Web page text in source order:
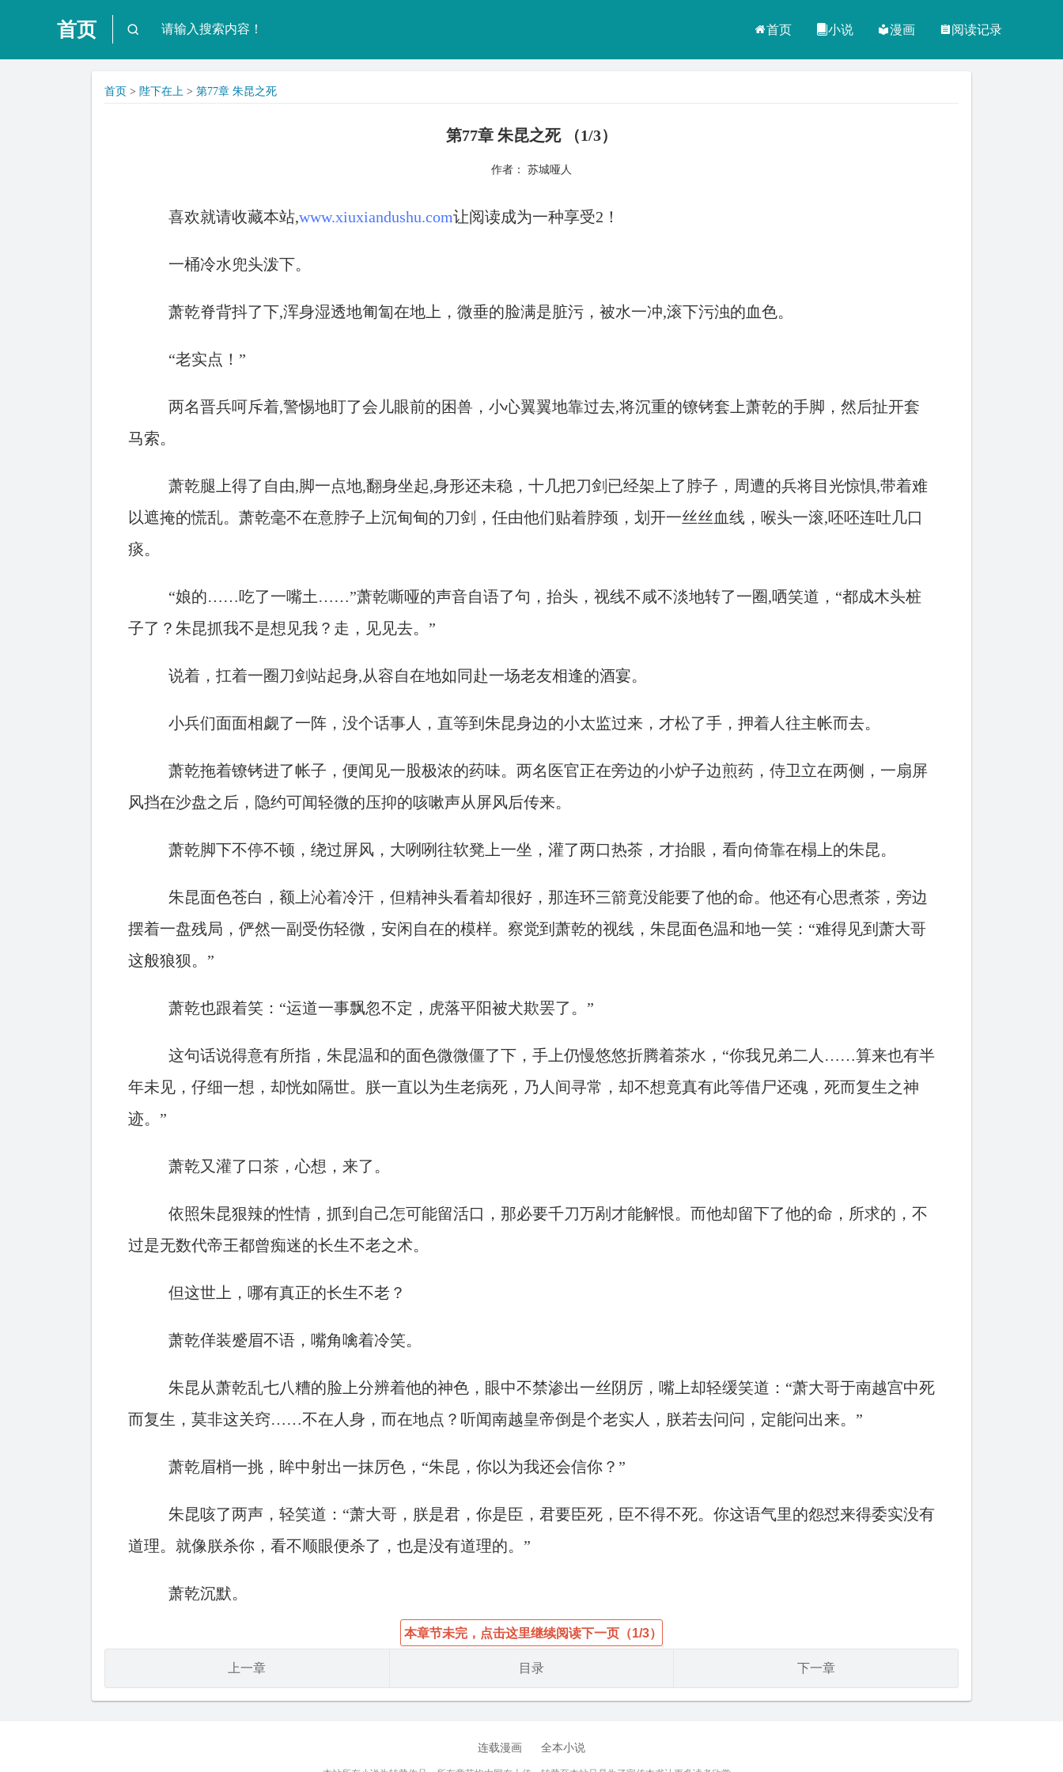
首页 首页 小说 漫画 阅读记录
首页 > 陛下在上 > 第77章 朱昆之死
第77章 朱昆之死 （1/3）
作者： 苏城哑人
喜欢就请收藏本站,www.xiuxiandushu.com让阅读成为一种享受2！
一桶冷水兜头泼下。
萧乾脊背抖了下,浑身湿透地匍匐在地上，微垂的脸满是脏污，被水一冲,滚下污浊的血色。
“老实点！”
两名晋兵呵斥着,警惕地盯了会儿眼前的困兽，小心翼翼地靠过去,将沉重的镣铐套上萧乾的手脚，然后扯开套
马索。
萧乾腿上得了自由,脚一点地,翻身坐起,身形还未稳，十几把刀剑已经架上了脖子，周遭的兵将目光惊惧,带着难
以遮掩的慌乱。萧乾毫不在意脖子上沉甸甸的刀剑，任由他们贴着脖颈，划开一丝丝血线，喉头一滚,呸呸连吐几口
痰。
“娘的……吃了一嘴土……”萧乾嘶哑的声音自语了句，抬头，视线不咸不淡地转了一圈,哂笑道，“都成木头桩
子了？朱昆抓我不是想见我？走，见见去。”
说着，扛着一圈刀剑站起身,从容自在地如同赴一场老友相逢的酒宴。
小兵们面面相觑了一阵，没个话事人，直等到朱昆身边的小太监过来，才松了手，押着人往主帐而去。
萧乾拖着镣铐进了帐子，便闻见一股极浓的药味。两名医官正在旁边的小炉子边煎药，侍卫立在两侧，一扇屏
风挡在沙盘之后，隐约可闻轻微的压抑的咳嗽声从屏风后传来。
萧乾脚下不停不顿，绕过屏风，大咧咧往软凳上一坐，灌了两口热茶，才抬眼，看向倚靠在榻上的朱昆。
朱昆面色苍白，额上沁着冷汗，但精神头看着却很好，那连环三箭竟没能要了他的命。他还有心思煮茶，旁边
摆着一盘残局，俨然一副受伤轻微，安闲自在的模样。察觉到萧乾的视线，朱昆面色温和地一笑：“难得见到萧大哥
这般狼狈。”
萧乾也跟着笑：“运道一事飘忽不定，虎落平阳被犬欺罢了。”
这句话说得意有所指，朱昆温和的面色微微僵了下，手上仍慢悠悠折腾着茶水，“你我兄弟二人……算来也有半
年未见，仔细一想，却恍如隔世。朕一直以为生老病死，乃人间寻常，却不想竟真有此等借尸还魂，死而复生之神
迹。”
萧乾又灌了口茶，心想，来了。
依照朱昆狠辣的性情，抓到自己怎可能留活口，那必要千刀万剐才能解恨。而他却留下了他的命，所求的，不
过是无数代帝王都曾痴迷的长生不老之术。
但这世上，哪有真正的长生不老？
萧乾佯装蹙眉不语，嘴角噙着冷笑。
朱昆从萧乾乱七八糟的脸上分辨着他的神色，眼中不禁渗出一丝阴厉，嘴上却轻缓笑道：“萧大哥于南越宫中死
而复生，莫非这关窍……不在人身，而在地点？听闻南越皇帝倒是个老实人，朕若去问问，定能问出来。”
萧乾眉梢一挑，眸中射出一抹厉色，“朱昆，你以为我还会信你？”
朱昆咳了两声，轻笑道：“萧大哥，朕是君，你是臣，君要臣死，臣不得不死。你这语气里的怨怼来得委实没有
道理。就像朕杀你，看不顺眼便杀了，也是没有道理的。”
萧乾沉默。
本章节未完，点击这里继续阅读下一页（1/3）
上一章 目录 下一章
连载漫画 全本小说